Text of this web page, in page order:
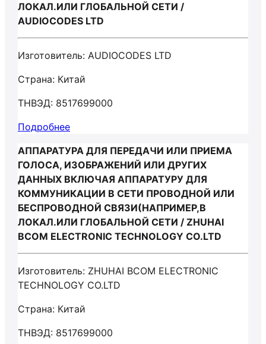
ЛОКАЛ.ИЛИ ГЛОБАЛЬНОЙ СЕТИ /
AUDIOCODES LTD
Изготовитель: AUDIOCODES LTD
Страна: Китай
ТНВЭД: 8517699000
Подробнее
АППАРАТУРА ДЛЯ ПЕРЕДАЧИ ИЛИ ПРИЕМА
ГОЛОСА, ИЗОБРАЖЕНИЙ ИЛИ ДРУГИХ
ДАННЫХ ВКЛЮЧАЯ АППАРАТУРУ ДЛЯ
КОММУНИКАЦИИ В СЕТИ ПРОВОДНОЙ ИЛИ
БЕСПРОВОДНОЙ СВЯЗИ(НАПРИМЕР,В
ЛОКАЛ.ИЛИ ГЛОБАЛЬНОЙ СЕТИ / ZHUHAI
BCOM ELECTRONIC TECHNOLOGY CO.LTD
Изготовитель: ZHUHAI BCOM ELECTRONIC
TECHNOLOGY CO.LTD
Страна: Китай
ТНВЭД: 8517699000